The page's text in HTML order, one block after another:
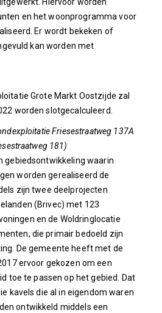
en het woonprogramma voor
Er wordt bekeken of
kan worden met
Grote Markt Oostzijde zal
worden slotgecalculeerd.
Friesestraatweg 137A
181)
gebiedsontwikkeling waarin
worden gerealiseerd de
zijn twee deelprojecten
(Brivec) met 123
en de Woldringlocatie
die primair bedoeld zijn
De gemeente heeft met de
ervoor gekozen om een
toe te passen op het gebied. Dat
kavels die al in eigendom waren
ontwikkeld middels een